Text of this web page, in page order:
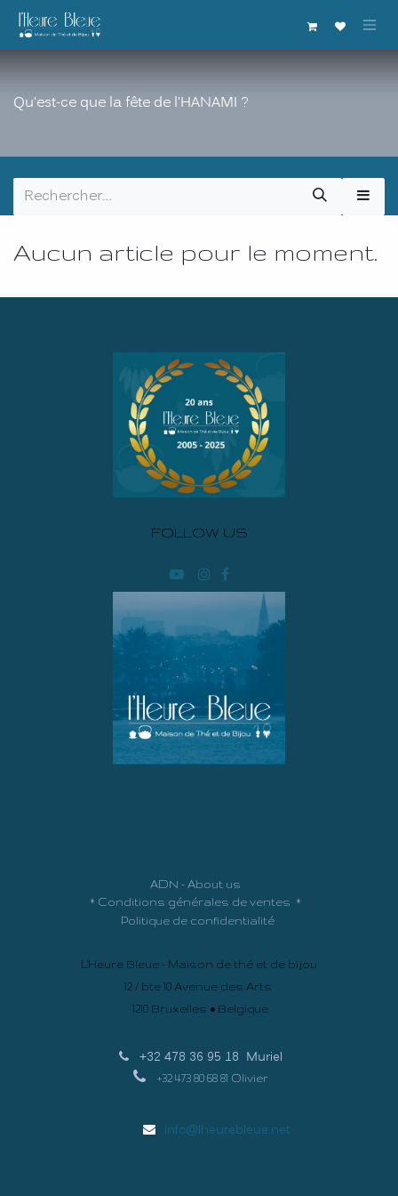
Se rendre au contenu
Qu'est-ce que la fête de l'HANAMI ?
Aucun article pour le moment.
FOLLOW US
ADN - About us
* Conditions générales de ventes *
Politique de confidentialité
L'Heure Bleue - Maison de thé et de bijou
12 / bte 10 Avenue des Arts
1210 Bruxelles • Belgique
+32 478 36 95 18 Muriel
+32 473 80 68 81 Olivier
info@lheurebleue.net